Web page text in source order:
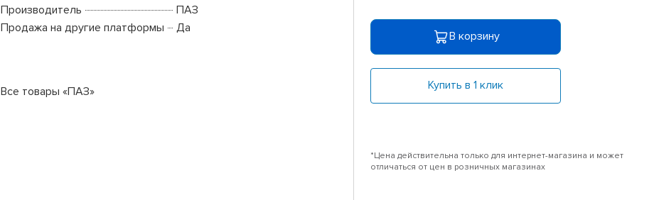
Производитель
ПАЗ
Продажа на другие платформы
Да
Все товары «ПАЗ»
В корзину
Купить в 1 клик
*Цена действительна только для интернет-магазина и может
отличаться от цен в розничных магазинах